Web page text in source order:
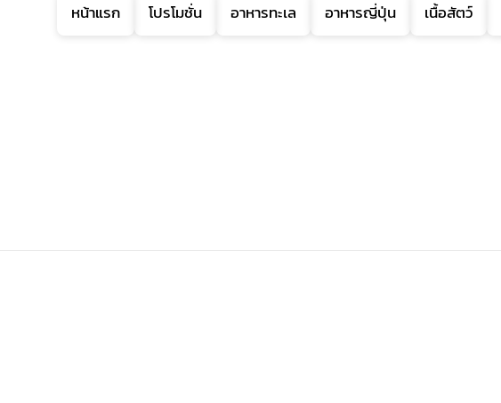
หน้าแรก โปรโมชั่น อาหารทะเล อาหารญี่ปุ่น เนื้อสัตว์